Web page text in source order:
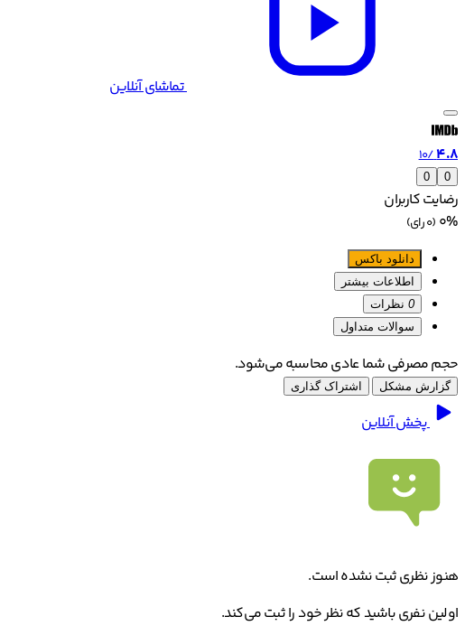
تماشای آنلاین
4.8
/10
0
0
رضایت کاربران
0% (0 رای)
دانلود باکس
اطلاعات بیشتر
0 نظرات
سوالات متداول
حجم مصرفی شما عادی محاسبه می‌شود.
گزارش مشکل اشتراک گذاری
پخش آنلاین
هنوز نظری ثبت نشده است.
اولین نفری باشید که نظر خود را ثبت می‌کند.